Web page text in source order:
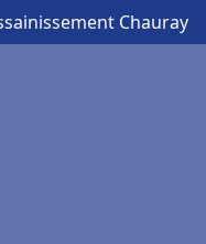
Chauray